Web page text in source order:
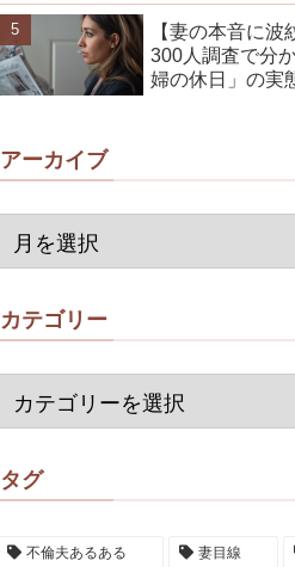
【妻の本音に波
300人調査で分
婦の休日」の実
アーカイブ
カテゴリー
タグ
不倫夫あるある 妻目線